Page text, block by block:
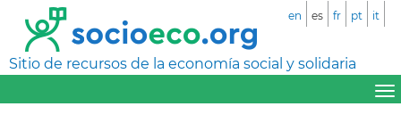
Sitio de recursos de la economía social y solidaria
en es fr pt it